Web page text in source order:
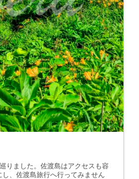
りました。佐渡島はアクセスも容
、佐渡島旅行へ行ってみません